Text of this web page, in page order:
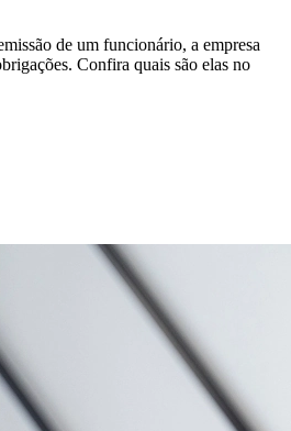
de um funcionário, a empresa
Confira quais são elas no